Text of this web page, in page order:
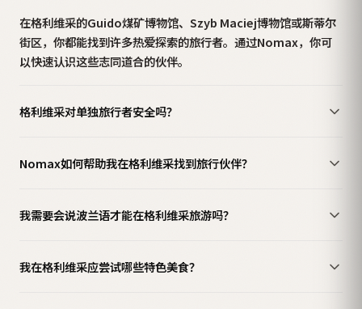
在格利维采的Guido煤矿博物馆、Szyb Maciej博物馆或斯蒂尔
街区，你都能找到许多热爱探索的旅行者。通过Nomax，你可
以快速认识这些志同道合的伙伴。
格利维采对单独旅行者安全吗？
Nomax如何帮助我在格利维采找到旅行伙伴？
我需要会说波兰语才能在格利维采旅游吗？
我在格利维采应尝试哪些特色美食？